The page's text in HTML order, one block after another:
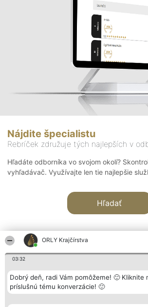
ORLY Krajčírstva
03:32
Dobrý deň, radi Vám pomôžeme! 🙂 Kliknite
príslušnú tému konverzácie! 🙂
Nájdite špecialistu
Rebríček združuje tých najlepších v
Hľadáte odborníka vo svojom okolí?
vyhľadávač. Využívajte len tie najlepšie
Hľadať
Organizátor hodnotenia
Bright Side Solutions sp. z o.
o. sp. k.
Wrocław 50-079
Hodnotenie
Laureáti
Lista
Laureatów